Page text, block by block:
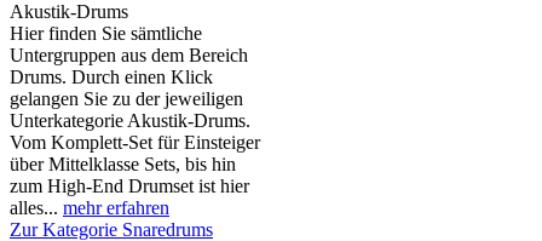
Akustik-Drums
Hier finden Sie sämtliche
Untergruppen aus dem Bereich
Drums. Durch einen Klick
gelangen Sie zu der jeweiligen
Unterkategorie Akustik-Drums.
Vom Komplett-Set für Einsteiger
über Mittelklasse Sets, bis hin
zum High-End Drumset ist hier
alles... mehr erfahren
Zur Kategorie Snaredrums